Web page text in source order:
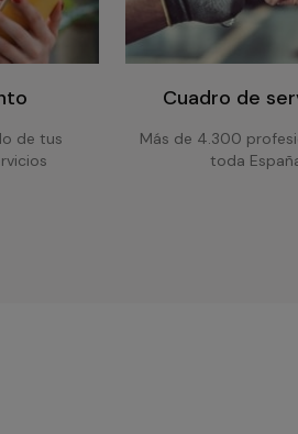
de tus
Cuadro de
Más de 4.300
toda